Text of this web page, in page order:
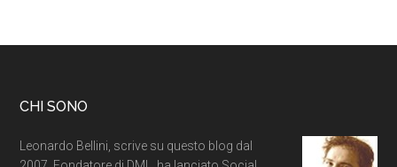
CHI SONO
Leonardo Bellini, scrive su questo blog dal